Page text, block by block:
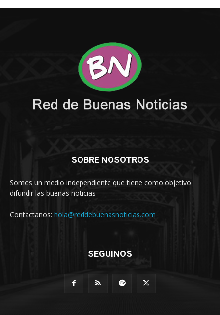
SOBRE NOSOTROS
Somos un medio independiente que tiene como objetivo
difundir las buenas noticias
Contactanos: hola@reddebuenasnoticias.com
SEGUINOS